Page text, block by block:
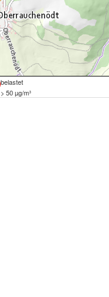
belastet
> 50 µg/m³